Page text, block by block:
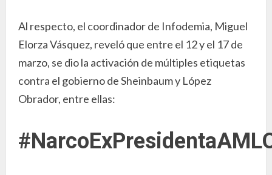
Al respecto, el coordinador de Infodemia, Miguel
Elorza Vásquez, reveló que entre el 12 y el 17 de
marzo, se dio la activación de múltiples etiquetas
contra el gobierno de Sheinbaum y López
Obrador, entre ellas: